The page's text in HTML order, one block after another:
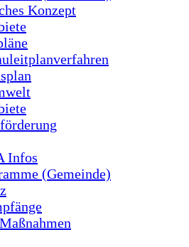
Konzept
Infos
(Gemeinde)